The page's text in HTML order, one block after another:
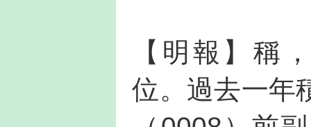
【明報】稱
位。過去一年